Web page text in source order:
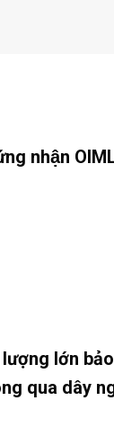
nhận
lớn
qua dây